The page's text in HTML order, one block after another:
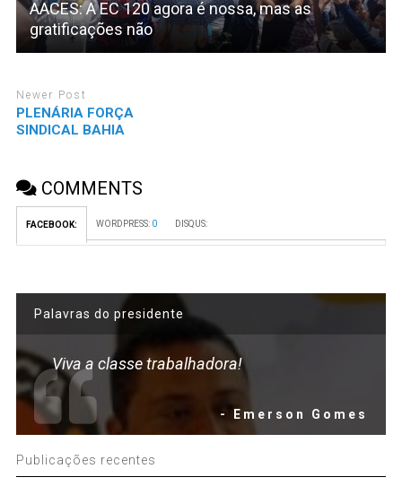
AACES: A EC 120 agora é nossa, mas as
gratificações não
Newer Post
PLENÁRIA FORÇA
SINDICAL BAHIA
COMMENTS
FACEBOOK: WORDPRESS: 0 DISQUS:
Palavras do presidente
Viva a classe trabalhadora!
- Emerson Gomes
Publicações recentes